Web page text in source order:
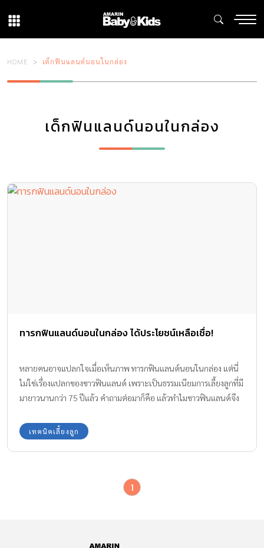
HOME เด็กฟินแลนด์นอนในกล่อง
เด็กฟินแลนด์นอนในกล่อง
ทารกฟินแลนด์นอนในกล่อง ได้ประโยชน์เหลือเชื่อ!
หลายคนอาจแปลกใจเมื่อเห็นภาพ ทารกฟินแลนด์นอนในกล่อง แต่นี่
ไม่ใช่เรื่องแปลกของชาวฟินแลนด์ เพราะเป็นธรรมเนียมการเลี้ยงลูกที่มี
มายาวนานกว่า 75 ปีแล้ว คำถามต่อมาก็คือ แล้วทำไมชาวฟินแลนด์จึง
เทคนิคเลี้ยงลูก
1